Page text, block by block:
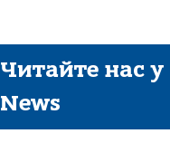
Читайте нас у
News